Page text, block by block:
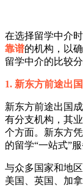
在选择留学中介
靠谱的机构，以
留学中介的比较
1. 新东方前途出国
新东方前途出国
有分支机构，其
个方面。新东方
的留学“一站式”服
与众多国家和地
美国、英国、加